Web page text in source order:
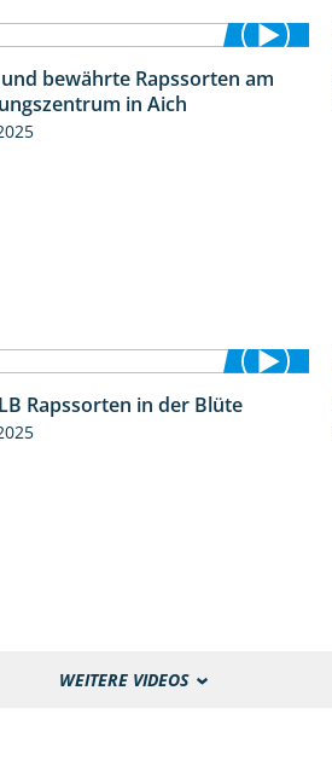
9:06
bewährte Rapssorten am
in Aich
Rapssorten in der Blüte
WEITERE VIDEOS